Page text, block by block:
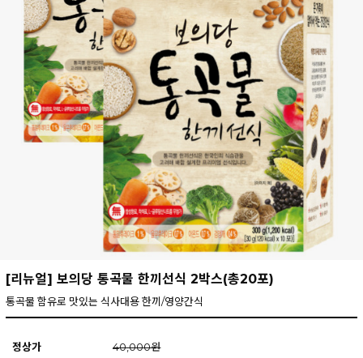
[리뉴얼] 보의당 통곡물 한끼선식 2박스(총20포)
통곡물 함유로 맛있는 식사대용 한끼/영양간식
정상가
40,000원